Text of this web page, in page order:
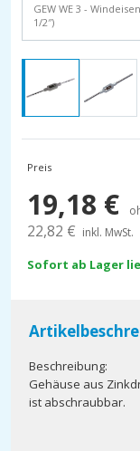
GEW WE 3 -
1/2″)
Preis
19,18 €
22,82 € inkl. MwSt.
Sofort ab Lager
Beschreibung:
Gehäuse aus
ist abschraubbar.